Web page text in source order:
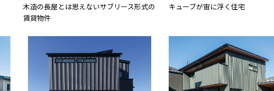
木造の長屋とは思えないサブリース形式の
賃貸物件
キューブが宙に浮く住宅